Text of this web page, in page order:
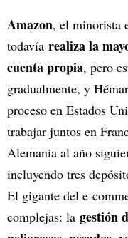
Amazon, el minorista
todavía realiza la
cuenta propia, pero
gradualmente, y
proceso en Estados
trabajar juntos en
Alemania al año
incluyendo tres
El gigante del e-
complejas: la gestión